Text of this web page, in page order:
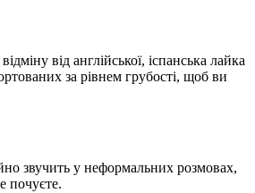
від англійської, іспанська лайка
за рівнем грубості, щоб ви
звучить у неформальних розмовах,
почуєте.